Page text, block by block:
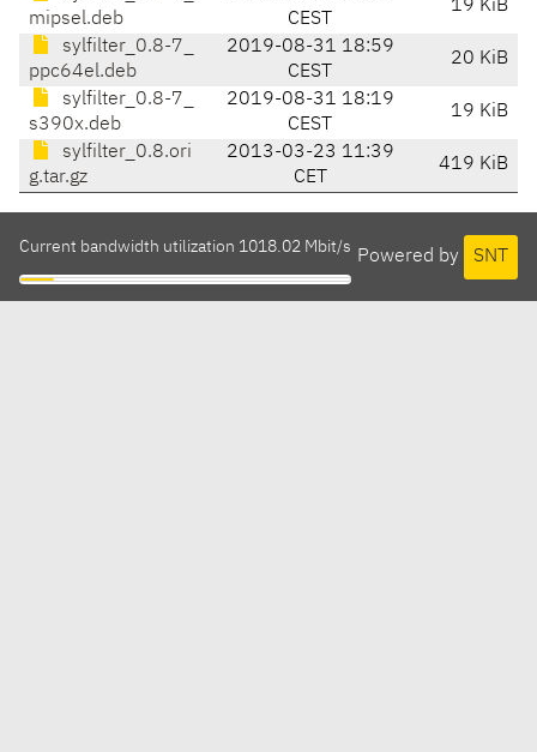
mipsel.deb
CEST
19 KiB
sylfilter_0.8-7_
ppc64el.deb
2019-08-31 18:59
CEST
20 KiB
sylfilter_0.8-7_
s390x.deb
2019-08-31 18:19
CEST
19 KiB
sylfilter_0.8.ori
g.tar.gz
2013-03-23 11:39
CET
419 KiB
Powered by SNT
Current bandwidth utilization 1018.02 Mbit/s